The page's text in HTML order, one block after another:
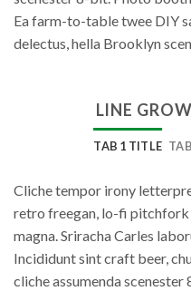
Ea farm-to-table twee DIY
delectus, hella Brooklyn
LINE
TAB 1 TITLE
Cliche tempor irony
retro freegan, lo-fi pitchfork
magna. Sriracha Carles
Incididunt sint craft beer,
cliche assumenda